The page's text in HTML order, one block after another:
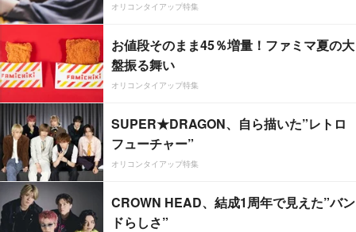
オリコンタイアップ特集
お値段そのまま45％増量！ファミマ夏の大
盤振る舞い
オリコンタイアップ特集
SUPER★DRAGON、自ら描いた”レトロ
フューチャー”
オリコンタイアップ特集
CROWN HEAD、結成1周年で見えた”バン
ドらしさ”